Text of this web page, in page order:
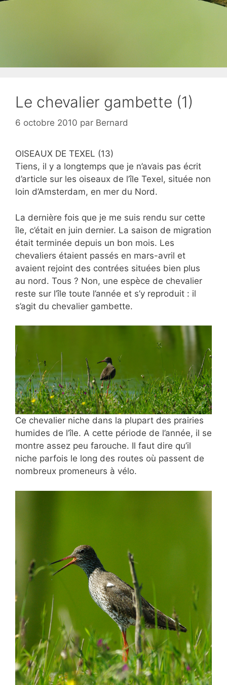
Le chevalier gambette (1)
6 octobre 2010 par Bernard
OISEAUX DE TEXEL (13)
Tiens, il y a longtemps que je n’avais pas écrit
d’article sur les oiseaux de l’île Texel, située non
loin d’Amsterdam, en mer du Nord.
La dernière fois que je me suis rendu sur cette
île, c’était en juin dernier. La saison de migration
était terminée depuis un bon mois. Les
chevaliers étaient passés en mars-avril et
avaient rejoint des contrées situées bien plus
au nord. Tous ? Non, une espèce de chevalier
reste sur l’île toute l’année et s’y reproduit : il
s’agit du chevalier gambette.
Ce chevalier niche dans la plupart des prairies
humides de l’île. A cette période de l’année, il se
montre assez peu farouche. Il faut dire qu’il
niche parfois le long des routes où passent de
nombreux promeneurs à vélo.